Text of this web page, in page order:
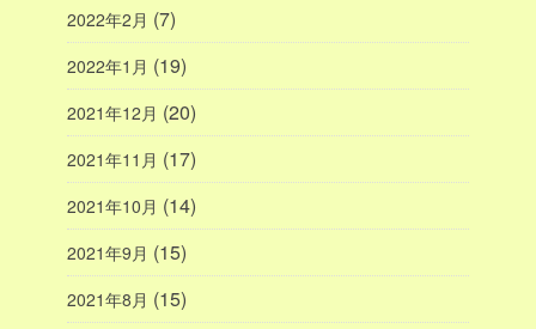
2022年2月 (7)
2022年1月 (19)
2021年12月 (20)
2021年11月 (17)
2021年10月 (14)
2021年9月 (15)
2021年8月 (15)